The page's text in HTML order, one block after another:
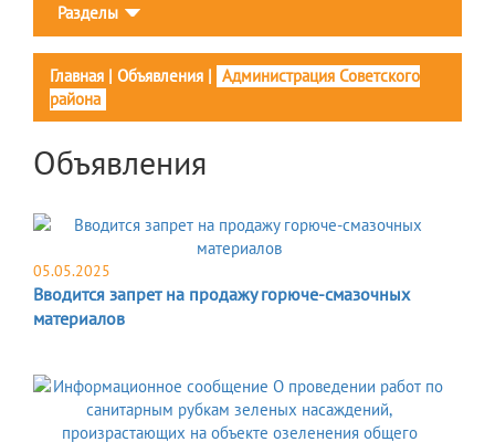
Разделы
Главная | Объявления | Администрация Советского
района
Объявления
05.05.2025
Вводится запрет на продажу горюче-смазочных
материалов